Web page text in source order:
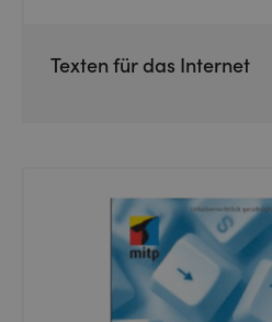
Texten für das Internet